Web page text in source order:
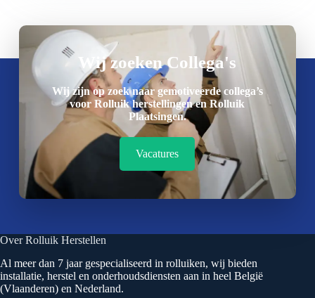
Wij zoeken Collega's
Wij zijn op zoek naar gemotiveerde collega’s
voor Rolluik herstellingen en Rolluik
Plaatsingen.
Vacatures
Over Rolluik Herstellen
Al meer dan 7 jaar gespecialiseerd in rolluiken, wij bieden
installatie, herstel en onderhoudsdiensten aan in heel België
(Vlaanderen) en Nederland.